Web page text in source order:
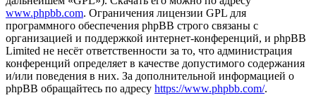
www.phpbb.com. Ограничения лицензии GPL для
программного обеспечения phpBB строго связаны с
организацией и поддержкой интернет-конференций, и phpBB
Limited не несёт ответственности за то, что администрация
конференций определяет в качестве допустимого содержания
и/или поведения в них. За дополнительной информацией о
phpBB обращайтесь по адресу https://www.phpbb.com/.